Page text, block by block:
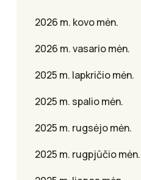
2026 m. kovo mėn.
2026 m. vasario mėn.
2025 m. lapkričio mėn.
2025 m. spalio mėn.
2025 m. rugsėjo mėn.
2025 m. rugpjūčio mėn.